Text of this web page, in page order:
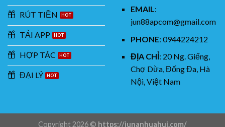
RÚT TIỀN
TẢI APP
HỢP TÁC
ĐẠI LÝ
EMAIL:
jun88apcom@gmail.com
PHONE: 0944224212
ĐỊA CHỈ: 20 Ng. Giếng,
Chợ Dừa, Đống Đa, Hà
Nội, Việt Nam
Copyright 2026 © https://junanhuahui.com/